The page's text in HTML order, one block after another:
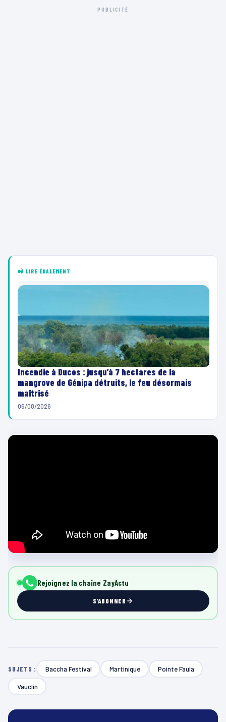
PUBLICITÉ
À LIRE ÉGALEMENT
Incendie à Ducos : jusqu’à 7 hectares de la
mangrove de Génipa détruits, le feu désormais
maîtrisé
06/08/2026
Rejoignez la chaîne ZayActu
S'ABONNER
SUJETS : Baccha Festival Martinique Pointe Faula
Vauclin